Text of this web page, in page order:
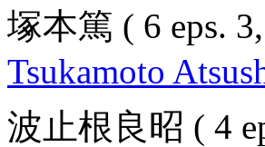
塚本篤 ( 6 eps.
Tsukamoto
波止根良昭 ( 4